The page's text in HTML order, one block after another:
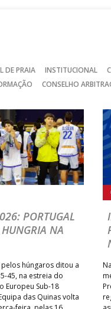
DE PRAIA INSTITUCIONAL
CONSELHO
PORTUGAL
NA
húngaros ditou a
45, na estreia do
Europeu Sub-18
das Quinas volta